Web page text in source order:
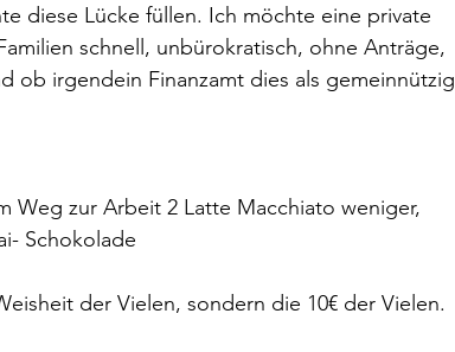
diese Lücke füllen. Ich möchte eine private
schnell, unbürokratisch, ohne Anträge,
ob irgendein Finanzamt dies als gemeinnützig
Weg zur Arbeit 2 Latte Macchiato weniger,
Schokolade
der Vielen, sondern die 10€ der Vielen.